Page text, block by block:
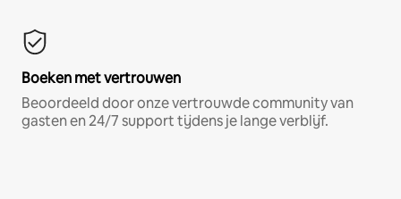
Boeken met vertrouwen
Beoordeeld door onze vertrouwde community van
gasten en 24/7 support tijdens je lange verblijf.